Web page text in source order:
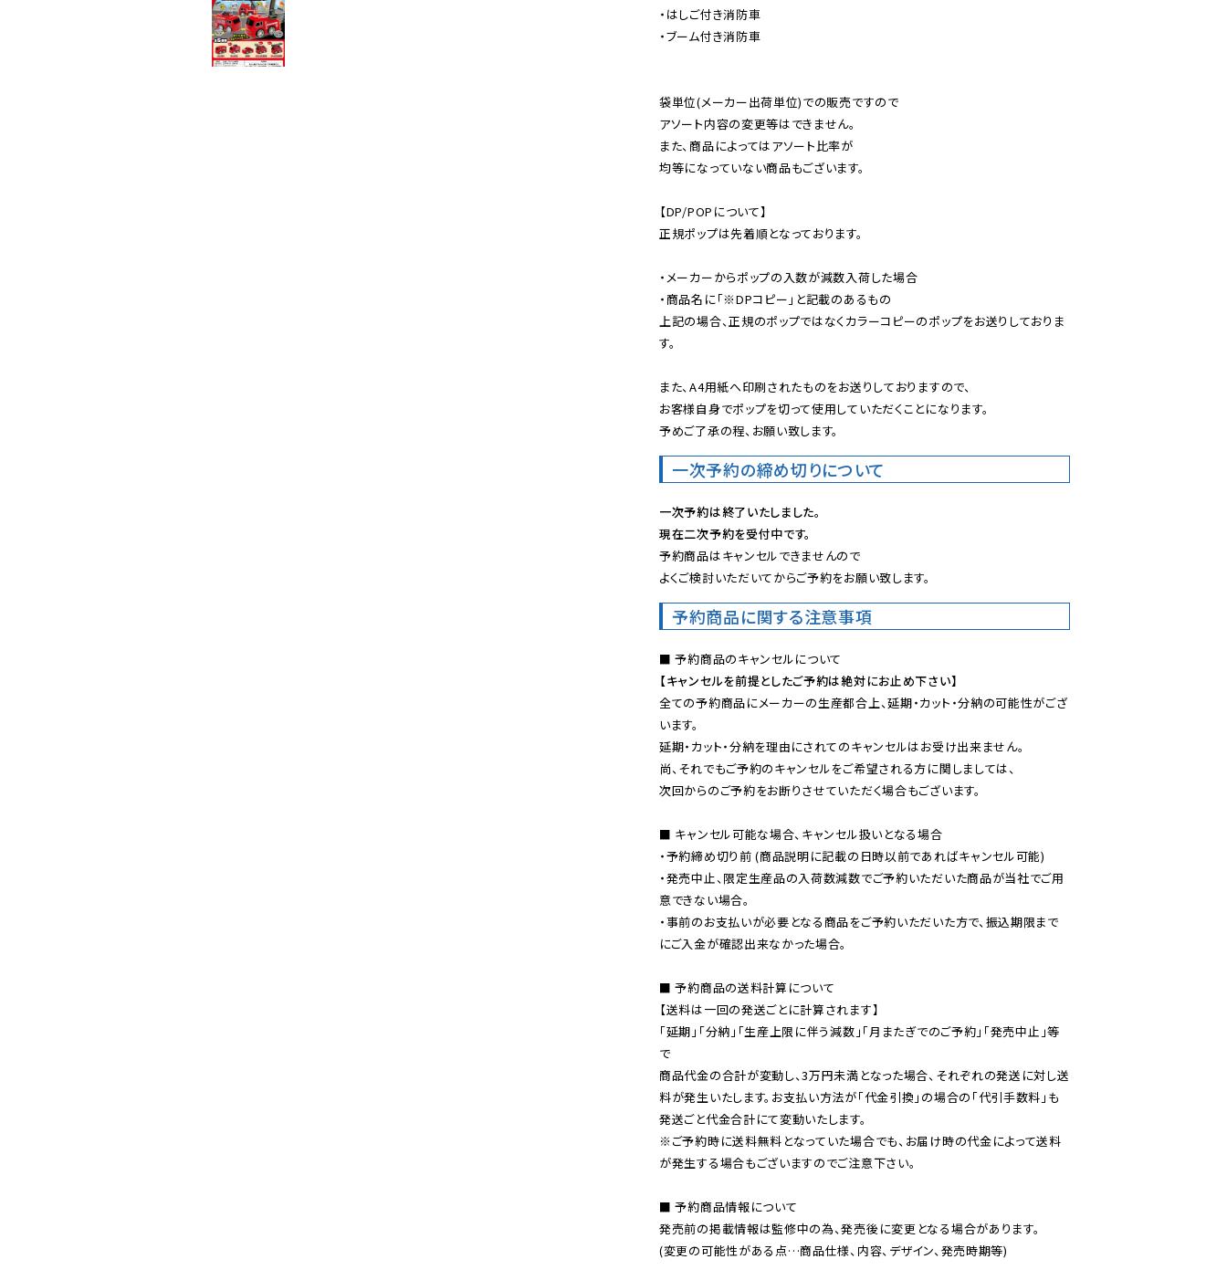
・はしご付き消防車
・ブーム付き消防車
袋単位(メーカー出荷単位)での販売ですので
アソート内容の変更等はできません。
また、商品によってはアソート比率が
均等になっていない商品もございます。
【DP/POPについて】
正規ポップは先着順となっております。
・メーカーからポップの入数が減数入荷した場合
・商品名に「※DPコピー」と記載のあるもの
上記の場合、正規のポップではなくカラーコピーのポップをお送りしておりま
す。
また、A4用紙へ印刷されたものをお送りしておりますので、
お客様自身でポップを切って使用していただくことになります。
予めご了承の程、お願い致します。
一次予約の締め切りについて
一次予約は終了いたしました。
現在二次予約を受付中です。
予約商品はキャンセルできませんので
よくご検討いただいてからご予約をお願い致します。
予約商品に関する注意事項
【キャンセルを前提としたご予約は絶対にお止め下さい】
全ての予約商品にメーカーの生産都合上、延期・カット・分納の可能性がござ
います。
延期・カット・分納を理由にされてのキャンセルはお受け出来ません。
尚、それでもご予約のキャンセルをご希望される方に関しましては、
次回からのご予約をお断りさせていただく場合もございます。
■ キャンセル可能な場合、キャンセル扱いとなる場合
・予約締め切り前 (商品説明に記載の日時以前であればキャンセル可能)
・発売中止、限定生産品の入荷数減数でご予約いただいた商品が当社でご用
意できない場合。
・事前のお支払いが必要となる商品をご予約いただいた方で、振込期限まで
にご入金が確認出来なかった場合。
■ 予約商品の送料計算について
【送料は一回の発送ごとに計算されます】
「延期」「分納」「生産上限に伴う減数」「月またぎでのご予約」「発売中止」等
で
商品代金の合計が変動し、3万円未満となった場合、それぞれの発送に対し送
料が発生いたします。お支払い方法が「代金引換」の場合の「代引手数料」も
※ご予約時に送料無料となっていた場合でも、お届け時の代金によって送料
が発生する場合もございますのでご注意下さい。
■ 予約商品情報について
発売前の掲載情報は監修中の為、発売後に変更となる場合があります。
(変更の可能性がある点…商品仕様、内容、デザイン、発売時期等)